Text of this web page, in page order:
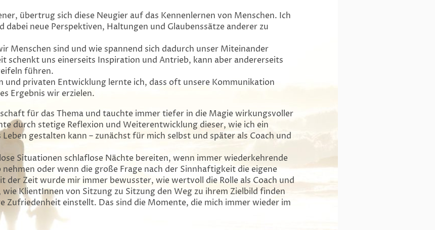
für das Thema und tauchte immer tiefer in die Magie wirkungsvoller
durch stetige Reflexion und Weiterentwicklung dieser, wie ich ein
gestalten kann – zunächst für mich selbst und später als Coach und
Situationen schlaflose Nächte bereiten, wenn immer wiederkehrende
oder wenn die große Frage nach der Sinnhaftigkeit die eigene
der Zeit wurde mir immer bewusster, wie wertvoll die Rolle als Coach und
KlientInnen von Sitzung zu Sitzung den Weg zu ihrem Zielbild finden
Zufriedenheit einstellt. Das sind die Momente, die mich immer wieder im
übertrug sich diese Neugier auf das Kennenlernen von Menschen. Ich
dabei neue Perspektiven, Haltungen und Glaubenssätze anderer zu
Menschen sind und wie spannend sich dadurch unser Miteinander
schenkt uns einerseits Inspiration und Antrieb, kann aber andererseits
führen.
und privaten Entwicklung lernte ich, dass oft unsere Kommunikation
Ergebnis wir erzielen.